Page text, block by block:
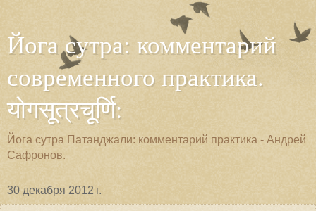
Йога сутра: комментарий
современного практика.
योगसूत्रचूर्णि:
Йога сутра Патанджали: комментарий практика - Андрей
Сафронов.
30 декабря 2012 г.